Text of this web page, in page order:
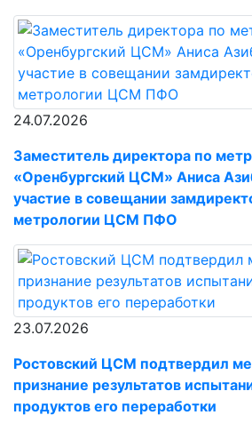
24.07.2026
Заместитель директора по
«Оренбургский ЦСМ» Аниса
участие в совещании
метрологии ЦСМ ПФО
23.07.2026
Ростовский ЦСМ подтвердил
признание результатов
продуктов его переработки